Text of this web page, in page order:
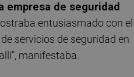
empresa de seguridad
entusiasmado con el
servicios de seguridad en
manifestaba.